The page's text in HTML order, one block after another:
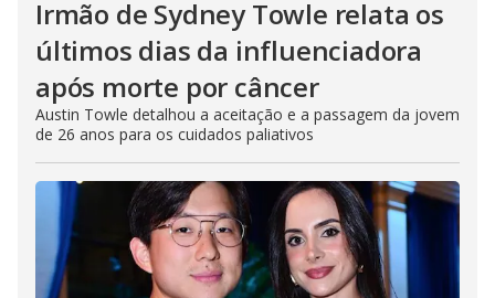
Irmão de Sydney Towle relata os
últimos dias da influenciadora
após morte por câncer
Austin Towle detalhou a aceitação e a passagem da jovem
de 26 anos para os cuidados paliativos